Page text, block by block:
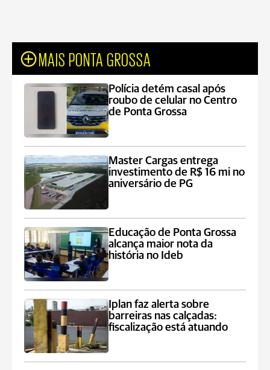
MAIS PONTA GROSSA
Polícia detém casal após
roubo de celular no Centro
de Ponta Grossa
Master Cargas entrega
investimento de R$ 16 mi no
aniversário de PG
Educação de Ponta Grossa
alcança maior nota da
história no Ideb
Iplan faz alerta sobre
barreiras nas calçadas:
fiscalização está atuando